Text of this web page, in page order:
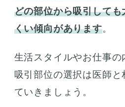
どの部位から吸引して
くい傾向があります。
生活スタイルやお仕事の
吸引部位の選択は医師
ていきましょう。